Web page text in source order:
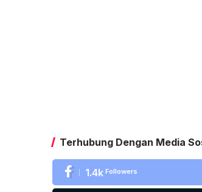
Terhubung Dengan Media
1.4k Followers